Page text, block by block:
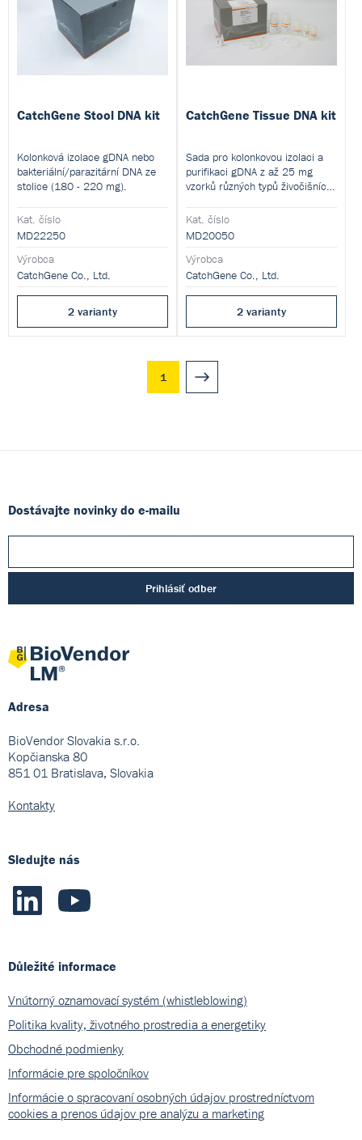
CatchGene Stool DNA kit
Kolonková izolace gDNA nebo
bakteriální/parazitární DNA ze
stolice (180 - 220 mg).
Kat. číslo
MD22250
Výrobca
CatchGene Co., Ltd.
2 varianty
CatchGene Tissue DNA kit
Sada pro kolonkovou izolaci a
purifikaci gDNA z až 25 mg
vzorků různých typů živočišních
Kat. číslo
MD20050
Výrobca
CatchGene Co., Ltd.
2 varianty
1
Dostávajte novinky do e-mailu
Prihlásiť odber
Adresa
BioVendor Slovakia s.r.o.
Kopčianska 80
851 01 Bratislava, Slovakia
Kontakty
Sledujte nás
Důležité informace
Vnútorný oznamovací systém (whistleblowing)
Politika kvality, životného prostredia a energetiky
Obchodné podmienky
Informácie pre spoločníkov
Informácie o spracovaní osobných údajov prostredníctvom
cookies a prenos údajov pre analýzu a marketing